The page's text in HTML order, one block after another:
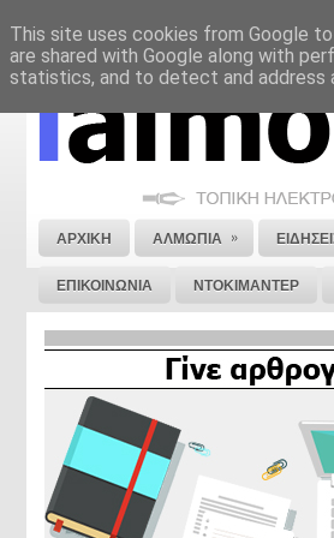
ΝΟΜΙΚΗ ΣΗΜΕΙΩΣΗ ΔΙΑΦΗΜΙΣΗ
ΑΡΧΙΚΗ ΑΛΜΩΠΙΑ »
ΕΠΙΚΟΙΝΩΝΙΑ ΝΤΟΚΙΜΑΝΤΕΡ
This site uses cookies from Google
are shared with Google along with
statistics, and to detect and address